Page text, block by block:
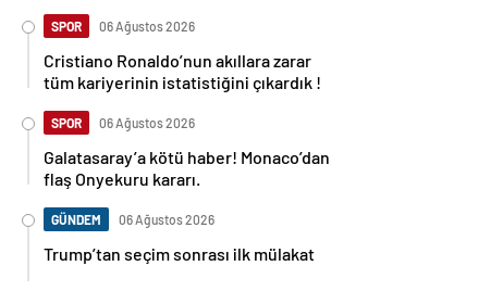
SPOR 06 Ağustos 2026
Cristiano Ronaldo’nun akıllara zarar
tüm kariyerinin istatistiğini çıkardık !
SPOR 06 Ağustos 2026
Galatasaray’a kötü haber! Monaco’dan
flaş Onyekuru kararı.
GÜNDEM 06 Ağustos 2026
Trump’tan seçim sonrası ilk mülakat